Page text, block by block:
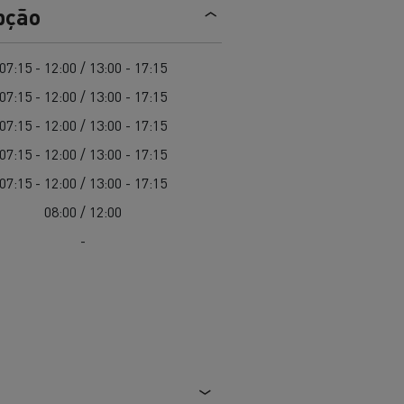
Configurador 3D
carregamento
07:15 - 12:00 / 13:00 - 17:15
07:15 - 12:00 / 13:00 - 17:15
07:15 - 12:00 / 13:00 - 17:15
07:15 - 12:00 / 13:00 - 17:15
07:15 - 12:00 / 13:00 - 17:15
08:00 / 12:00
-